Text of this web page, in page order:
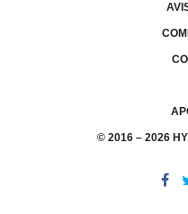
© 2016 – 2026